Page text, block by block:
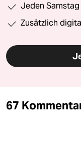
Jeden
Zusätzlich
67